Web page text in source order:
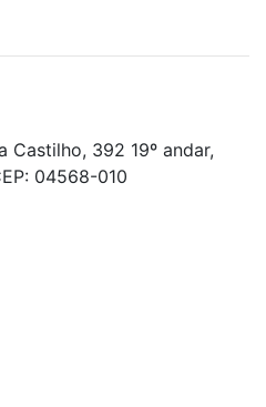
Castilho, 392 19º andar,
04568-010